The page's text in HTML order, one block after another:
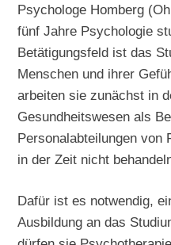
Psychologe Homberg
fünf Jahre Psychologie
Betätigungsfeld ist das
Menschen und ihrer
arbeiten sie zunächst in
Gesundheitswesen als
Personalabteilungen von
in der Zeit nicht
Dafür ist es notwendig,
Ausbildung an das